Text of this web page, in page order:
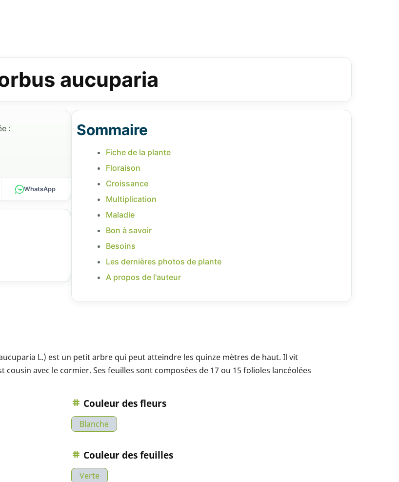
aucuparia
:
WhatsApp
Sommaire
Fiche de la plante
Floraison
Croissance
Multiplication
Maladie
Bon à savoir
Besoins
Les dernières photos de plante
A propos de l'auteur
L.) est un petit arbre qui peut atteindre les quinze mètres de haut. Il vit
avec le cormier. Ses feuilles sont composées de 17 ou 15 folioles lancéolées
Couleur des fleurs
Blanche
Couleur des feuilles
Verte